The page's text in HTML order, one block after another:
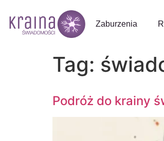
Zaburzenia
Tag:
Podróż do krainy